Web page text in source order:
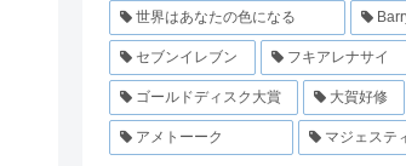
世界はあなたの色になる
セブンイレブン フキアレナサイ
ゴールドディスク大賞 大賀好修
アメトーーク マジェステ